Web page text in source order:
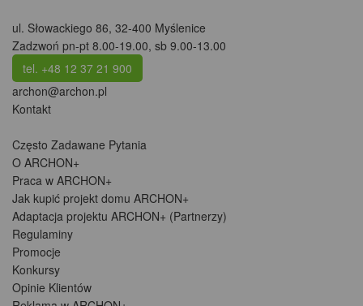
ul. Słowackiego 86, 32-400 Myślenice
Zadzwoń pn-pt 8.00-19.00, sb 9.00-13.00
tel. +48 12 37 21 900
archon@archon.pl
Kontakt
Często Zadawane Pytania
O ARCHON+
Praca w ARCHON+
Jak kupić projekt domu ARCHON+
Adaptacja projektu ARCHON+ (Partnerzy)
Regulaminy
Promocje
Konkursy
Opinie Klientów